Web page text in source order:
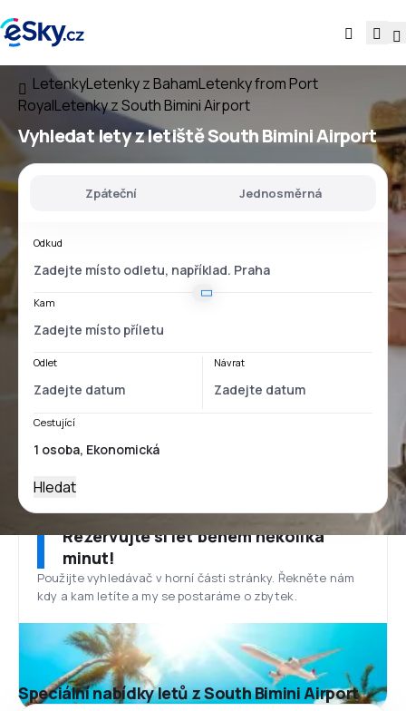
LetenkyLetenky z BahamLetenky from Port
RoyalLetenky z South Bimini Airport
Vyhledat letyzletištěSouth Bimini Airport
Zpáteční Jednosměrná
Odkud
Kam
Odlet Návrat
Cestující
Hledat
Rezervujte si let během několika
minut!
Použijte vyhledávač v horní části stránky. Řekněte nám
kdy a kam letíte a my se postaráme o zbytek.
Speciální nabídky letů z South Bimini Airport